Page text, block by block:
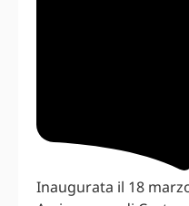
Inaugurata il 18